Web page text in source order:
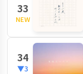
33
NEW
34
▼3